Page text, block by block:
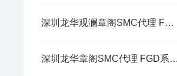
深圳龙华观澜章阁SMC代理 FGE系列 工业用过滤器/容器型
深圳龙华章阁SMC代理 FGD系列 工业用过滤器/容器型